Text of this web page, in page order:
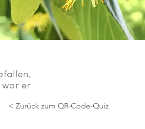
war er
< Zurück zum QR-Code-Quiz